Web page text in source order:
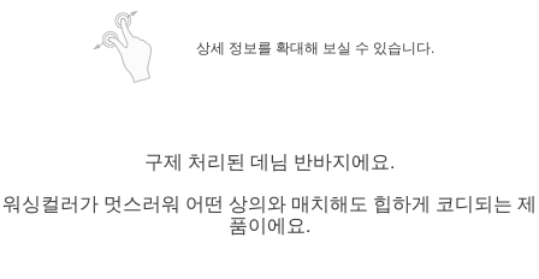
상세 정보를 확대해 보실 수 있습니다.
구제 처리된 데님 반바지에요.
워싱컬러가 멋스러워 어떤 상의와 매치해도 힙하게 코디되는 제
품이에요.